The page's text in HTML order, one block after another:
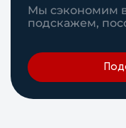
Мы сэкономим
подскажем,